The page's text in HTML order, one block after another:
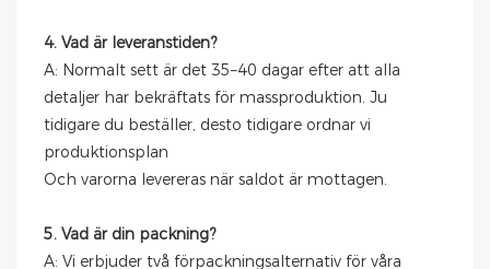
4. Vad är leveranstiden?
A: Normalt sett är det 35–40 dagar efter att alla
detaljer har bekräftats för massproduktion. Ju
tidigare du beställer, desto tidigare ordnar vi
produktionsplan
Och varorna levereras när saldot är mottagen.
5. Vad är din packning?
A: Vi erbjuder två förpackningsalternativ för våra